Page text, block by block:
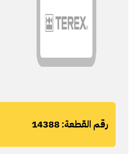
رقم القطعة:14388